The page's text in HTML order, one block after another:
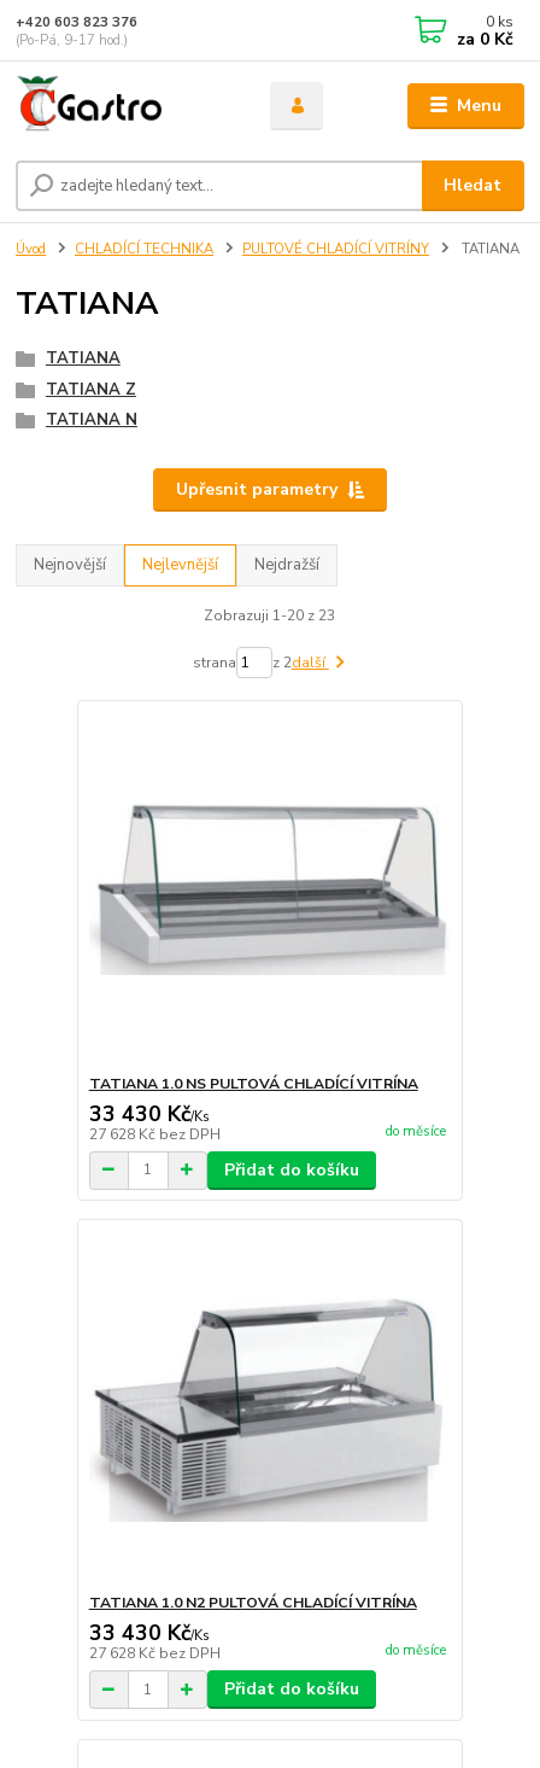
Menu
Hledat
+420 603 823 376
(Po-Pá, 9-17 hod.)
0 ks
za 0 Kč
Úvod CHLADÍCÍ TECHNIKA PULTOVÉ CHLADÍCÍ VITRÍNY TATIANA
TATIANA
TATIANA
TATIANA Z
TATIANA N
Upřesnit parametry
Nejnovější Nejlevnější Nejdražší
Zobrazuji 1-20 z 23
strana z 2další
TATIANA 1.0 NS PULTOVÁ CHLADÍCÍ VITRÍNA
33 430 Kč/Ks
27 628 Kč bez DPH do měsíce
Přidat do košíku
TATIANA 1.0 N2 PULTOVÁ CHLADÍCÍ VITRÍNA
33 430 Kč/Ks
27 628 Kč bez DPH do měsíce
Přidat do košíku